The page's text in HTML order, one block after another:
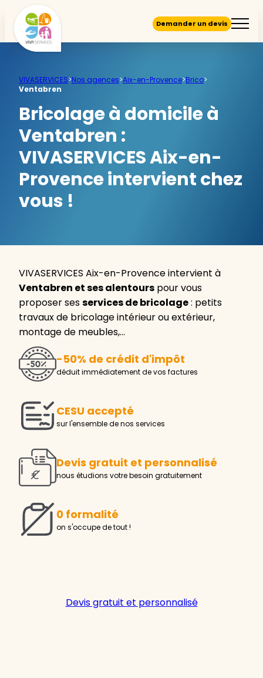
Demander un devis
VIVASERVICES>Nos agences>Aix-en-Provence>Brico>
Ventabren
Bricolage à domicile à
Ventabren :
VIVASERVICES Aix-en-
Provence intervient chez
vous !
VIVASERVICES Aix-en-Provence intervient à
Ventabren et ses alentours pour vous
proposer sesservices de bricolage: petits
travaux de bricolage intérieur ou extérieur,
montage de meubles,…
-50% de crédit d'impôt
déduit immédiatement de vos factures
CESU accepté
sur l'ensemble de nos services
Devis gratuit et personnalisé
nous étudions votre besoin gratuitement
0 formalité
on s'occupe de tout !
Devis gratuit et personnalisé